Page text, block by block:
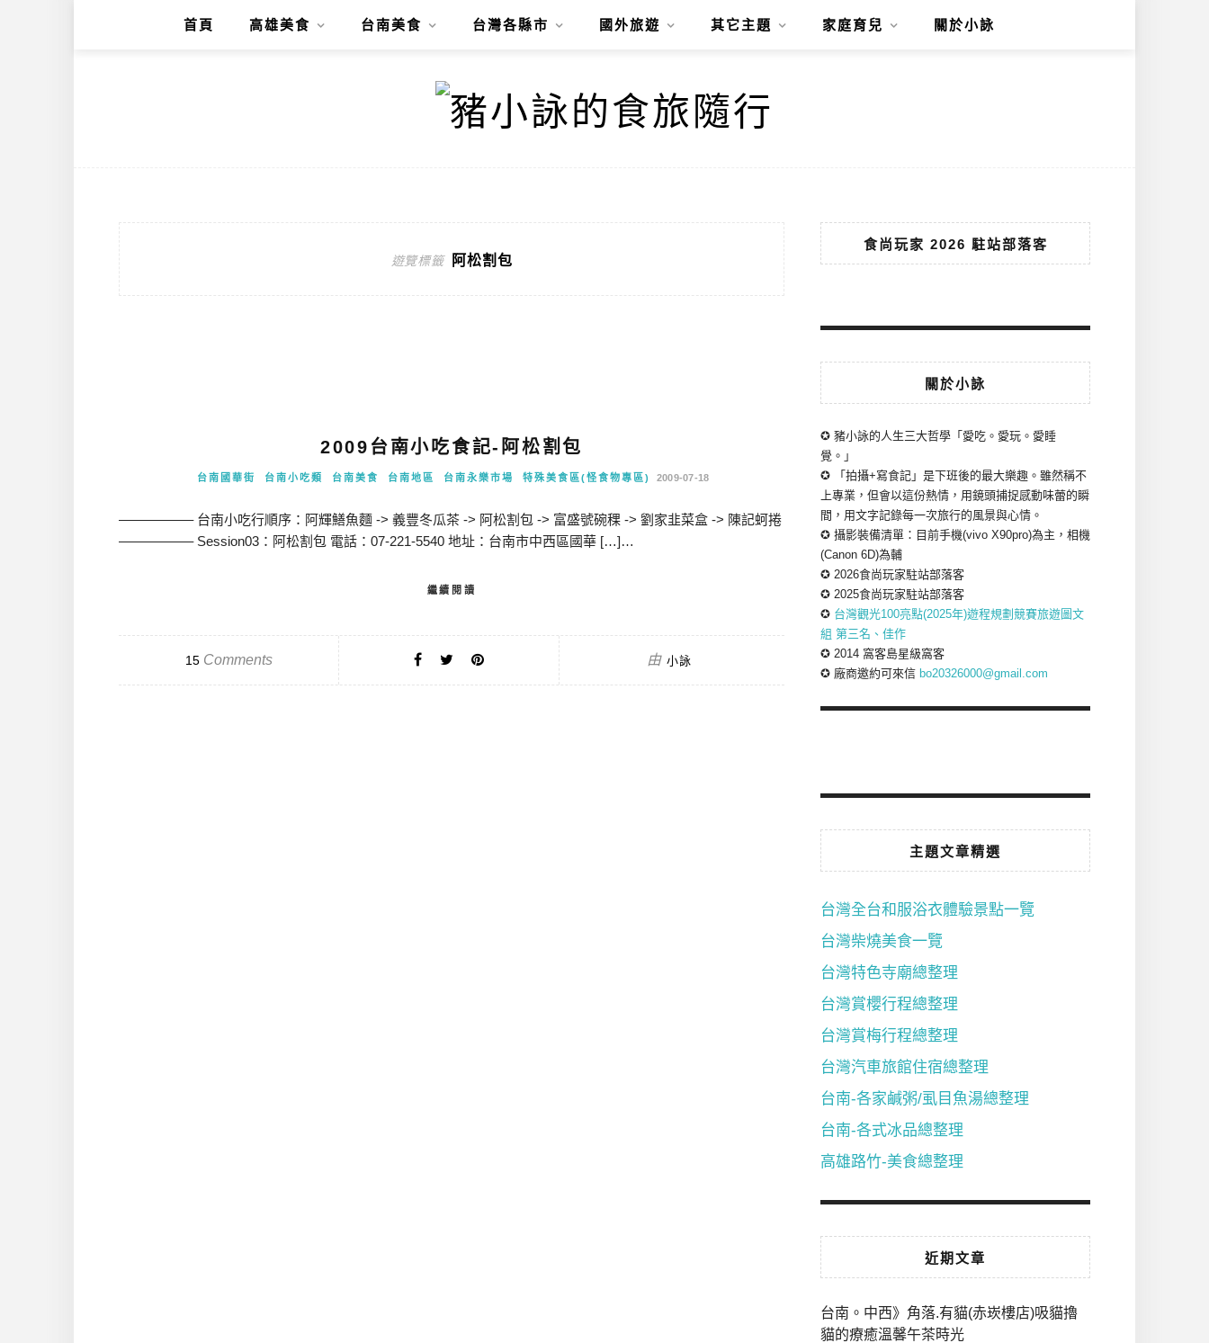
首頁 高雄美食 台南美食 台灣各縣市 國外旅遊 其它主題 家庭育兒 關於小詠
遊覽標籤 阿松割包
2009台南小吃食記-阿松割包
台南國華街 台南小吃類 台南美食 台南地區 台南永樂市場 特殊美食區(怪食物專區) 2009-07-18
—————– 台南小吃行順序：阿輝鱔魚麵 -> 義豐冬瓜茶 -> 阿松割包 -> 富盛號碗稞 -> 劉家韭菜盒 -> 陳記蚵捲
—————– Session03：阿松割包 電話：07-221-5540 地址：台南市中西區國華 […]…
繼續閱讀
15Comments 由 小詠
食尚玩家 2026 駐站部落客
關於小詠
✪ 豬小詠的人生三大哲學「愛吃。愛玩。愛睡
覺。」
✪ 「拍攝+寫食記」是下班後的最大樂趣。雖然稱不
上專業，但會以這份熱情，用鏡頭捕捉感動味蕾的瞬
間，用文字記錄每一次旅行的風景與心情。
✪ 攝影裝備清單：目前手機(vivo X90pro)為主，相機
(Canon 6D)為輔
✪ 2026食尚玩家駐站部落客
✪ 2025食尚玩家駐站部落客
✪ 台灣觀光100亮點(2025年)遊程規劃競賽旅遊圖文
組 第三名、佳作
✪ 2014 窩客島星級窩客
✪ 廠商邀約可來信 bo20326000@gmail.com
主題文章精選
台灣全台和服浴衣體驗景點一覽
台灣柴燒美食一覽
台灣特色寺廟總整理
台灣賞櫻行程總整理
台灣賞梅行程總整理
台灣汽車旅館住宿總整理
台南-各家鹹粥/虱目魚湯總整理
台南-各式冰品總整理
高雄路竹-美食總整理
近期文章
台南。中西》角落.有貓(赤崁樓店)吸貓擼
貓的療癒溫馨午茶時光